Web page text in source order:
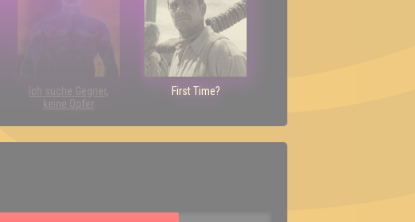
Ich suche Gegner,
keine Opfer
First Time?